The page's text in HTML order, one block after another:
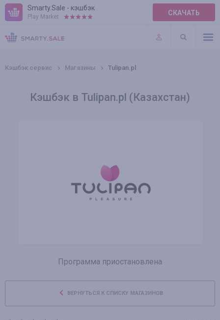
Smarty.Sale - кэшбэк
Play Market: СКАЧАТЬ
ПРАВИЛА
ПЛАГИНЫ
Кэшбэк сервис Магазины Tulipan.pl
Кэшбэк в Tulipan.pl (Казахстан)
Программа приостановлена
ВЕРНУТЬСЯ К СПИСКУ МАГАЗИНОВ